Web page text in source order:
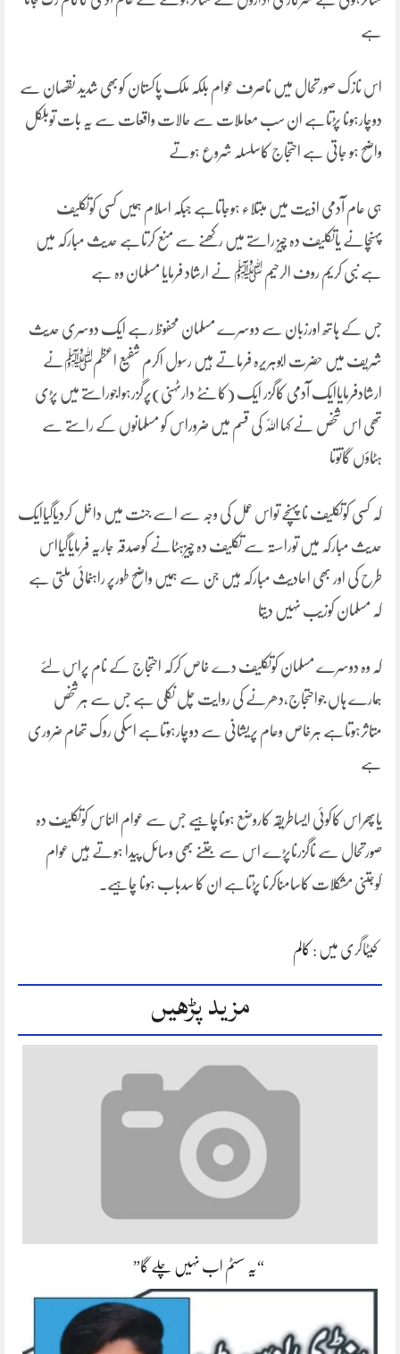
ہے
اس نازک صورتحال میں ناصرف عوام بلکہ ملک پاکستان کوبھی شدید نقصان سے
دوچارہونا پڑتاہے ان سب معاملات سے حالات واقعات سے یہ بات توبلکل
واضح ہو جاتی ہے احتجاج کاسلسلہ شروع ہوتے
ہی عام آدمی اذیت میں مبتلاء ہوجاتاہے جبکہ اسلام ہمیں کسی کوتکلیف
پہنچانے یاتکلیف دہ چیز راستے میں رکھنے سے منع کرتاہے حدیث مبارکہ میں
ہے نبی کریم روف الرحیم ﷺ نے ارشاد فرمایا مسلمان وہ ہے
جس کے ہاتھ اورزبان سے دوسرے مسلمان محفوظ رہے ایک دوسری حدیث
شریف میں حضرت ابوہریرہ فرماتے ہیں رسول اکرم شفیع اعظمﷺنے
ارشادفرمایاایک آدمی کاگزر ایک (کانٹے دارٹہنی)پرگزرہواجوراستے میں پڑی
تھی اس شخص نے کہا اللّہ کی قسم میں ضروراس کو مسلمانوں کے راستے سے
ہٹاؤں گاتوتا
کہ کسی کوتکلیف ناپہنچے تواس عمل کی وجہ سے اسے جنت میں داخل کردیاگیاایک
حدیث مبارکہ میں توراستہ سے تکلیف دہ چیزہٹانے کوصدقہ جاریہ فرمایاگیااس
طرح کی اور بھی احادیث مبارکہ ہیں جن سے ہمیں واضح طورپر راہنمائی ملتی ہے
کہ مسلمان کوزیب نہیں دیتا
کہ وہ دوسرے مسلمان کوتکلیف دے خاص کرکہ احتجاج کے نام پراس لئے
ہمارے ہاں جواحتجاج،دھرنے کی روایت چل نکلی ہے جس سے ہرشخص
متاثرہوتاہے ہرخاص وعام پریشانی سے دوچارہوتاہے اسکی روک تھام ضروری
ہے
یاپھراس کاکوئی ایساطریقہ کاروضع ہوناچاہیے جس سے عوام الناس کوتکلیف دہ
صورتحال سے ناگزرناپڑے اس سے جتنے بھی وسائل پیدا ہوتے ہیں عوام
کوجتنی مشکلات کاسامناکرنا پڑتاہے ان کا سدباب ہونا چاہیے۔
کیٹاگری میں : کالم
مزید پڑھیں
“یہ سسٹم اب نہیں چلے گا”